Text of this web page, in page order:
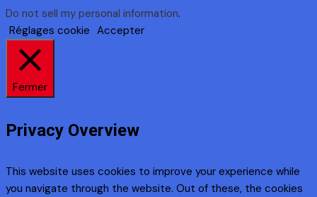
Do not sell my personal information.
Réglages cookie Accepter
Fermer
Privacy Overview
This website uses cookies to improve your experience while
you navigate through the website. Out of these, the cookies